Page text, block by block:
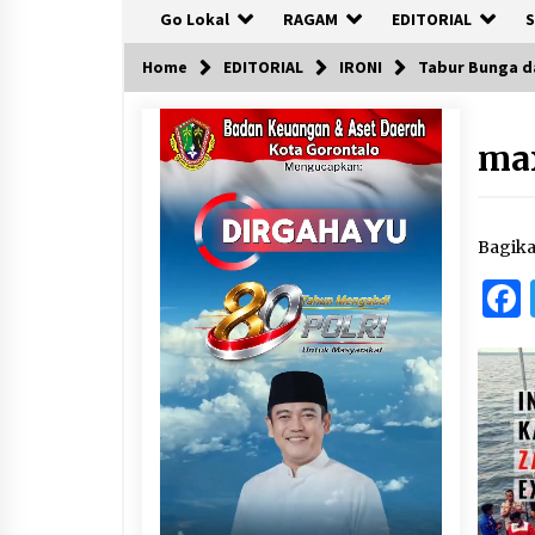
Go Lokal RAGAM EDITORIAL
Home EDITORIAL IRONI Tabur Bunga